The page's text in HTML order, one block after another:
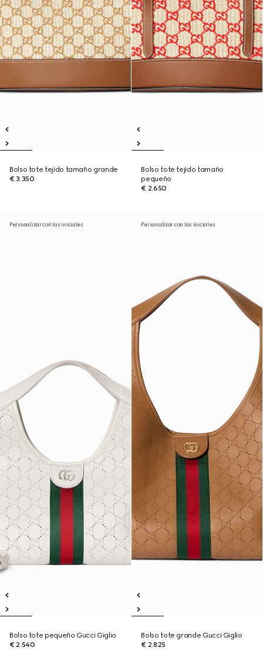
Bolso tote tejido tamaño grande
€ 3.350
Bolso tote tejido tamaño
pequeño
€ 2.650
Personalizar con las iniciales
Bolso tote pequeño Gucci Giglio
€ 2.540
Personalizar con las iniciales
Bolso tote grande Gucci Giglio
€ 2.825